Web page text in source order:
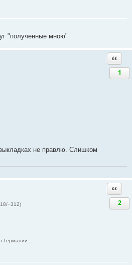
"полученные мною"
1
не правлю. Слишком
−312)
Германии...
2